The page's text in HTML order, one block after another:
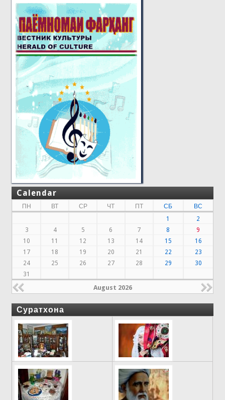
Calendar
ПН ВТ СР ЧТ ПТ СБ
ВС
1
2
3
4 5 6 7 8
9
10
11 12 13 14 15
16
17
18 19 20 21 22
23
24
25 26 27 28 29
30
31
August 2026
Суратхона